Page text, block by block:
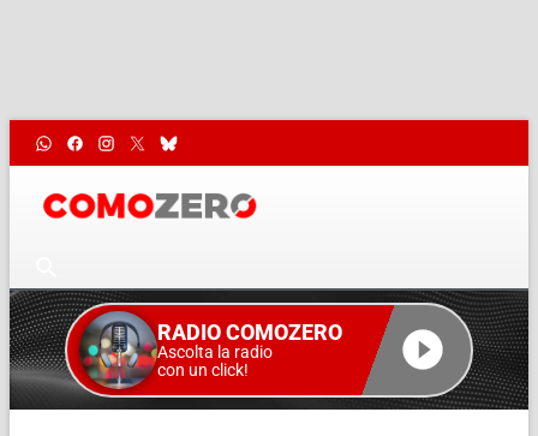
RADIO COMOZERO
Ascolta la radio
con un click!